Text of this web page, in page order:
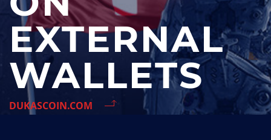
DUKASCOIN.COM
EXTERNAL
WALLETS